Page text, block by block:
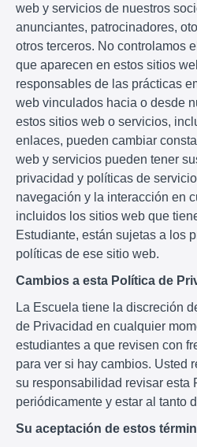
web y servicios de nuestros
anunciantes, patrocinadores,
otros terceros. No controlamos
que aparecen en estos sitios
responsables de las prácticas
web vinculados hacia o desde
estos sitios web o servicios,
enlaces, pueden cambiar
web y servicios pueden tener
privacidad y políticas de
navegación y la interacción en
incluidos los sitios web que
Estudiante, están sujetas a los
políticas de ese sitio web.
Cambios a esta Política de
La Escuela tiene la discreción
de Privacidad en cualquier
estudiantes a que revisen con
para ver si hay cambios. Usted
su responsabilidad revisar esta
periódicamente y estar al tanto
Su aceptación de estos